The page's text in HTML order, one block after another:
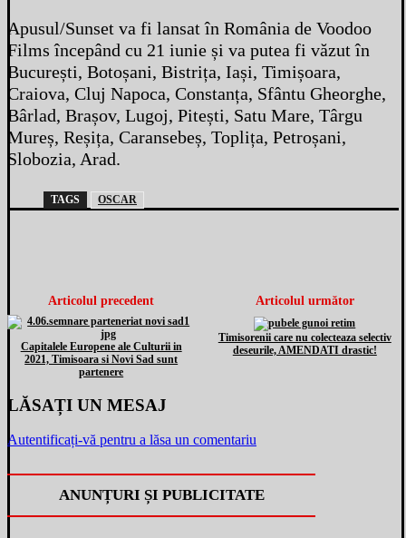
Apusul/Sunset va fi lansat în România de Voodoo
Films începând cu 21 iunie și va putea fi văzut în
București, Botoșani, Bistrița, Iași, Timișoara,
Craiova, Cluj Napoca, Constanța, Sfântu Gheorghe,
Bârlad, Brașov, Lugoj, Pitești, Satu Mare, Târgu
Mureș, Reșița, Caransebeș, Toplița, Petroșani,
Slobozia, Arad.
TAGS OSCAR
Articolul precedent
Capitalele Europene ale Culturii in
2021, Timisoara si Novi Sad sunt
partenere
Articolul următor
Timisorenii care nu colecteaza selectiv
deseurile, AMENDATI drastic!
LĂSAȚI UN MESAJ
Autentificați-vă pentru a lăsa un comentariu
ANUNȚURI ȘI PUBLICITATE